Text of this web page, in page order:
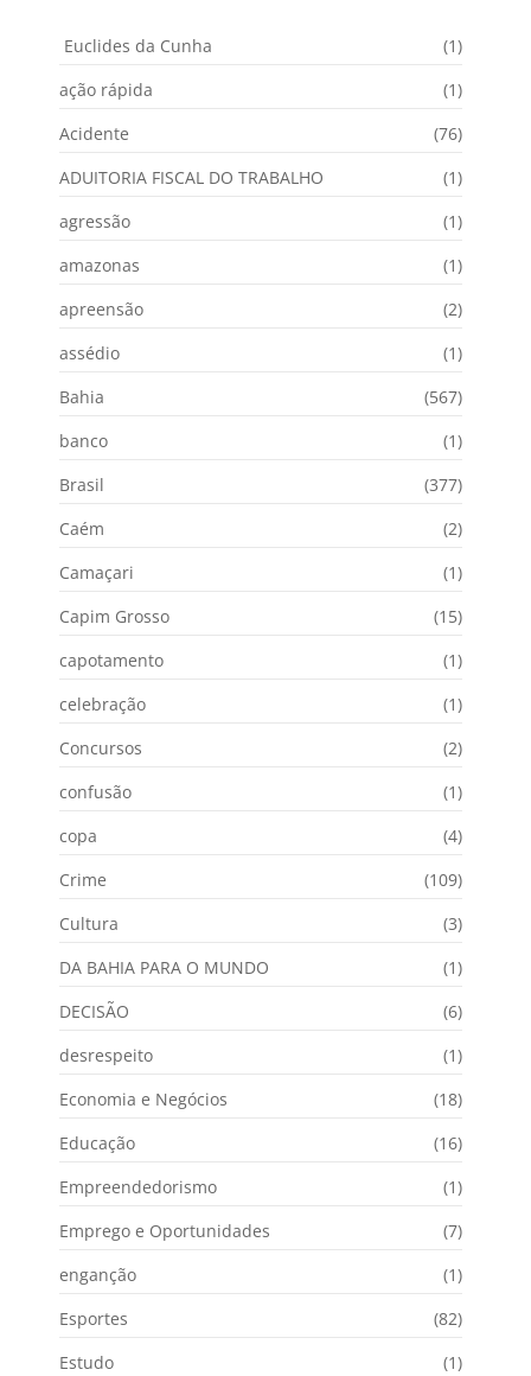
Euclides da Cunha
(1)
ação rápida
(1)
Acidente
(76)
ADUITORIA FISCAL DO TRABALHO
(1)
agressão
(1)
amazonas
(1)
apreensão
(2)
assédio
(1)
Bahia
(567)
banco
(1)
Brasil
(377)
Caém
(2)
Camaçari
(1)
Capim Grosso
(15)
capotamento
(1)
celebração
(1)
Concursos
(2)
confusão
(1)
copa
(4)
Crime
(109)
Cultura
(3)
DA BAHIA PARA O MUNDO
(1)
DECISÃO
(6)
desrespeito
(1)
Economia e Negócios
(18)
Educação
(16)
Empreendedorismo
(1)
Emprego e Oportunidades
(7)
enganção
(1)
Esportes
(82)
Estudo
(1)